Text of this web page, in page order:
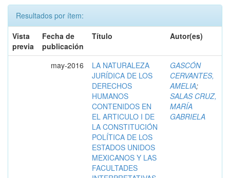
Resultados por ítem:
Vista
previa
Fecha de
publicación
Título Autor(es)
may-2016
LA NATURALEZA
JURÍDICA DE LOS
DERECHOS
HUMANOS
CONTENIDOS EN
EL ARTICULO I DE
LA CONSTITUCIÓN
POLÍTICA DE LOS
ESTADOS UNIDOS
MEXICANOS Y LAS
FACULTADES
GASCÓN
CERVANTES,
AMELIA;
SALAS CRUZ,
MARÍA
GABRIELA